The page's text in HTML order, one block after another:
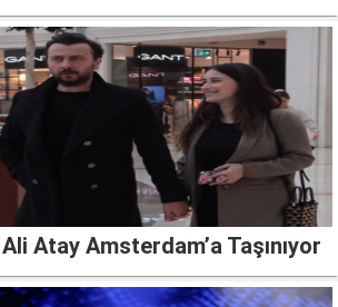
Atay Amsterdam’a Taşınıyor